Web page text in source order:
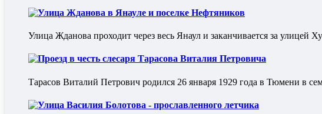
Улица Жданова в Янауле и поселке Нефтяников
Улица Жданова проходит через весь Янаул и заканчивается за улицей
Проезд в честь слесаря Тарасова Виталия Петровича
Тарасов Виталий Петрович родился 26 января 1929 года в Тюмени в
Улица Василия Болотова - прославленного летчика